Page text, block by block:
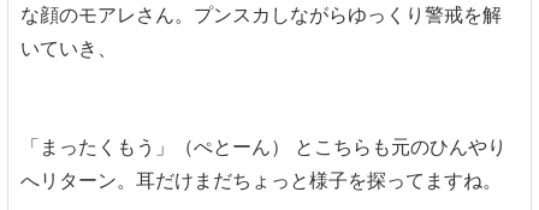
な顔のモアレさん。プンスカしながらゆっくり警戒を解
いていき、
「まったくもう」（ぺとーん） とこちらも元のひんやり
へリターン。耳だけまだちょっと様子を探ってますね。